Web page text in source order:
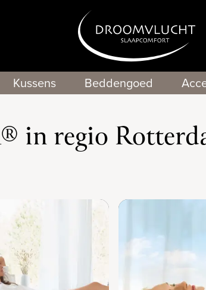
Kussens Beddengoed
in regio